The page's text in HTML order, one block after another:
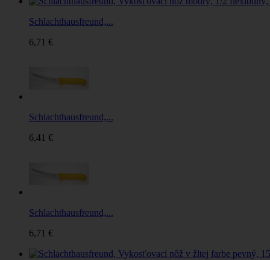
Schlachthausfreund,...
6,71 €
Schlachthausfreund,...
6,41 €
Schlachthausfreund,...
6,71 €